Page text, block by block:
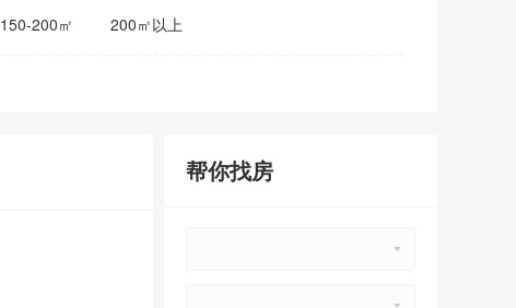
150-200㎡ 200㎡以上
帮你找房